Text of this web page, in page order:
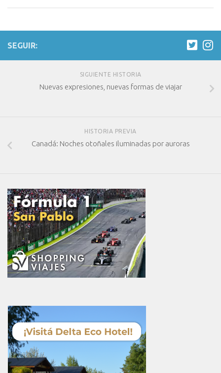
SEGUIR:
SIGUIENTE HISTORIA
Nuevas expresiones, nuevas formas de viajar
HISTORIA PREVIA
Canadá: Noches otoñales iluminadas por auroras